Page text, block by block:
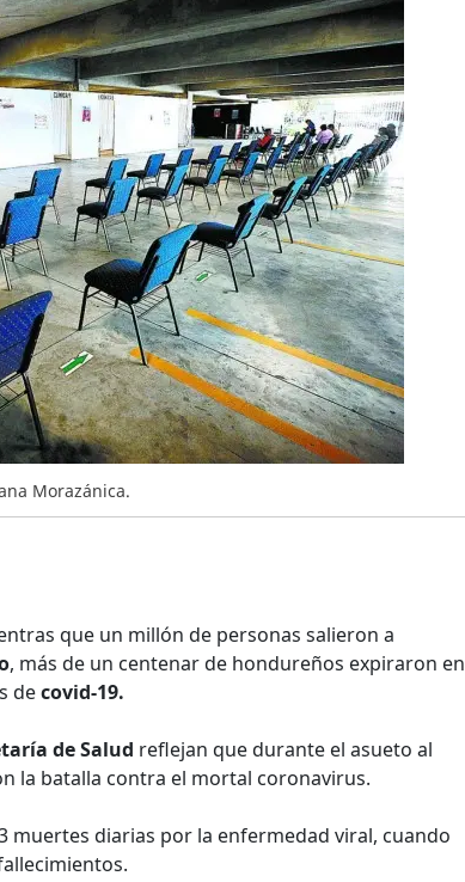
Morazánica.
que un millón de personas salieron a
, más de un centenar de hondureños expiraron en
decovid-19.
de Salud reflejan que durante el asueto al
la batalla contra el mortal coronavirus.
muertes diarias por la enfermedad viral, cuando